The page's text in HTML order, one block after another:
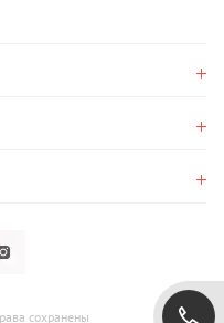
сохранены